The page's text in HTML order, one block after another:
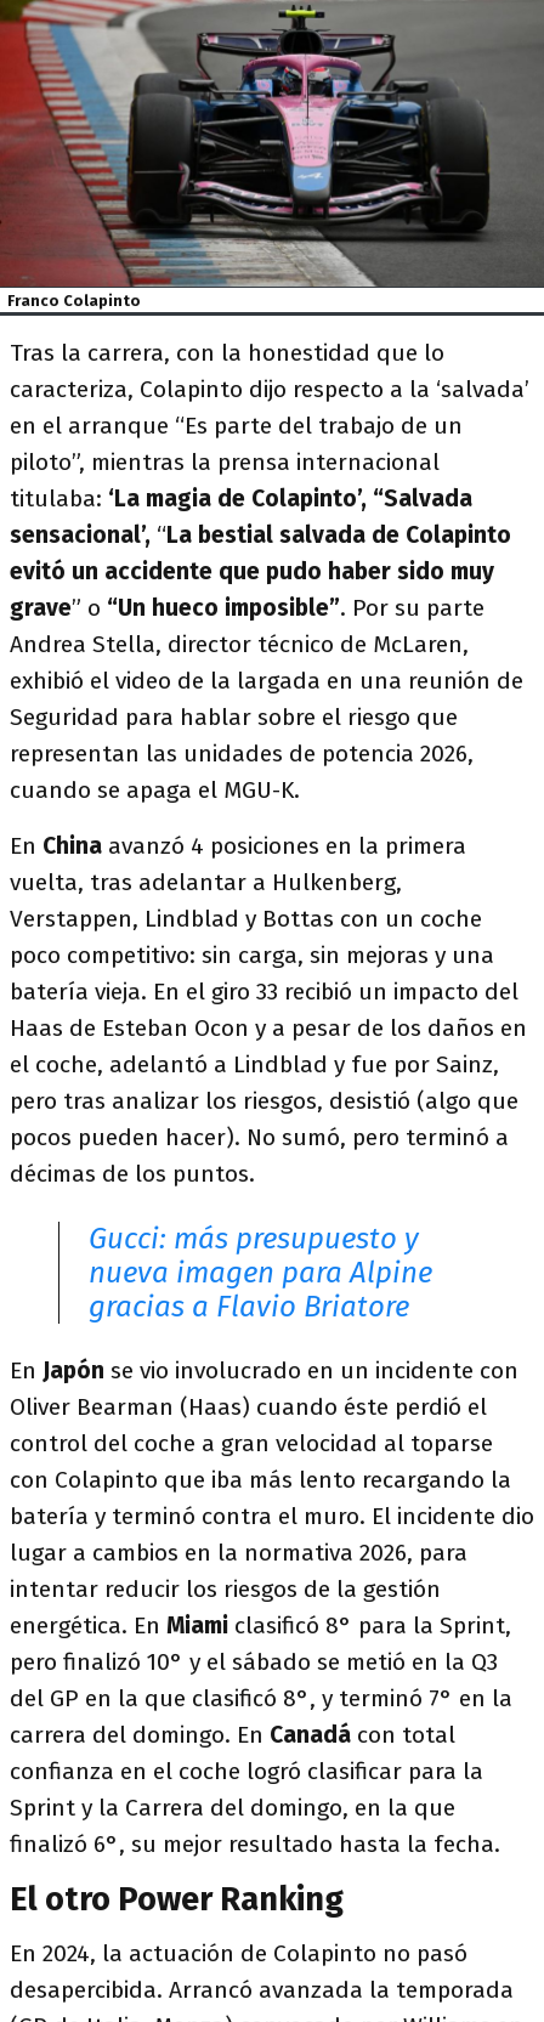
Franco Colapinto
Tras la carrera, con la honestidad que lo
caracteriza, Colapinto dijo respecto a la ‘salvada’
en el arranque “Es parte del trabajo de un
piloto”, mientras la prensa internacional
titulaba: ‘La magia de Colapinto’, “Salvada
sensacional’, “La bestial salvada de Colapinto
evitó un accidente que pudo haber sido muy
grave” o “Un hueco imposible”. Por su parte
Andrea Stella, director técnico de McLaren,
exhibió el video de la largada en una reunión de
Seguridad para hablar sobre el riesgo que
representan las unidades de potencia 2026,
cuando se apaga el MGU-K.
En China avanzó 4 posiciones en la primera
vuelta, tras adelantar a Hulkenberg,
Verstappen, Lindblad y Bottas con un coche
poco competitivo: sin carga, sin mejoras y una
batería vieja. En el giro 33 recibió un impacto del
Haas de Esteban Ocon y a pesar de los daños en
el coche, adelantó a Lindblad y fue por Sainz,
pero tras analizar los riesgos, desistió (algo que
pocos pueden hacer). No sumó, pero terminó a
décimas de los puntos.
Gucci: más presupuesto y
nueva imagen para Alpine
gracias a Flavio Briatore
En Japón se vio involucrado en un incidente con
Oliver Bearman (Haas) cuando éste perdió el
control del coche a gran velocidad al toparse
con Colapinto que iba más lento recargando la
batería y terminó contra el muro. El incidente dio
lugar a cambios en la normativa 2026, para
intentar reducir los riesgos de la gestión
energética. En Miami clasificó 8° para la Sprint,
pero finalizó 10° y el sábado se metió en la Q3
del GP en la que clasificó 8°, y terminó 7° en la
carrera del domingo. En Canadá con total
confianza en el coche logró clasificar para la
Sprint y la Carrera del domingo, en la que
finalizó 6°, su mejor resultado hasta la fecha.
El otro Power Ranking
En 2024, la actuación de Colapinto no pasó
desapercibida. Arrancó avanzada la temporada